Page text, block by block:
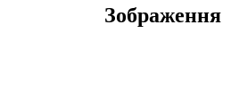
Зображення